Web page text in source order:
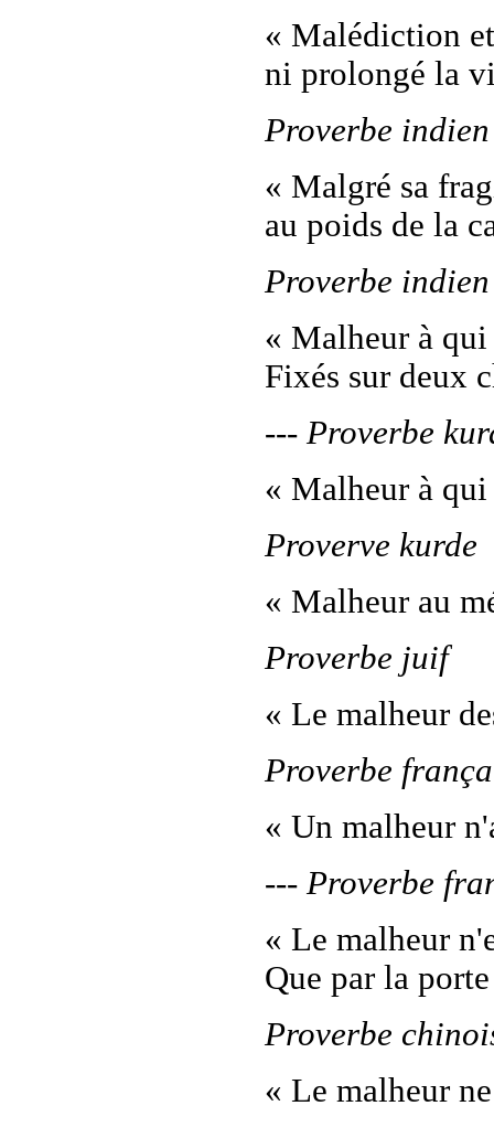
« Malédiction
ni prolongé la
Proverbe indien
« Malgré sa
au poids de la
Proverbe indien
« Malheur à
Fixés sur deux
--- Proverbe
« Malheur à
Proverve kurde
« Malheur au
Proverbe juif
« Le malheur
Proverbe
« Un malheur
--- Proverbe
« Le malheur
Que par la
Proverbe
« Le malheur